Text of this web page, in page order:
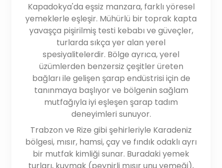
Kapadokya'da eşsiz manzara, farklı yöresel
yemeklerle eşleşir. Mühürlü bir toprak kapta
yavaşça pişirilmiş testi kebabı ve güveçler,
turlarda sıkça yer alan yerel
spesiyalitelerdir. Bölge ayrıca, yerel
üzümlerden benzersiz çeşitler üreten
bağları ile gelişen şarap endüstrisi için de
tanınmaya başlıyor ve bölgenin sağlam
mutfağıyla iyi eşleşen şarap tadım
deneyimleri sunuyor.
Trabzon ve Rize gibi şehirleriyle Karadeniz
bölgesi, mısır, hamsi, çay ve fındık odaklı ayrı
bir mutfak kimliği sunar. Buradaki yemek
turları, kuymak (peynirli mısır unu yemeği),